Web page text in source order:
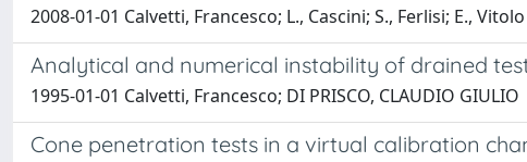
2008-01-01 Calvetti, Francesco; L., Cascini; S., Ferlisi; E., Vitolo
Analytical and numerical instability of drained
1995-01-01 Calvetti, Francesco; DI PRISCO, CLAUDIO GIULIO
Cone penetration tests in a virtual calibration